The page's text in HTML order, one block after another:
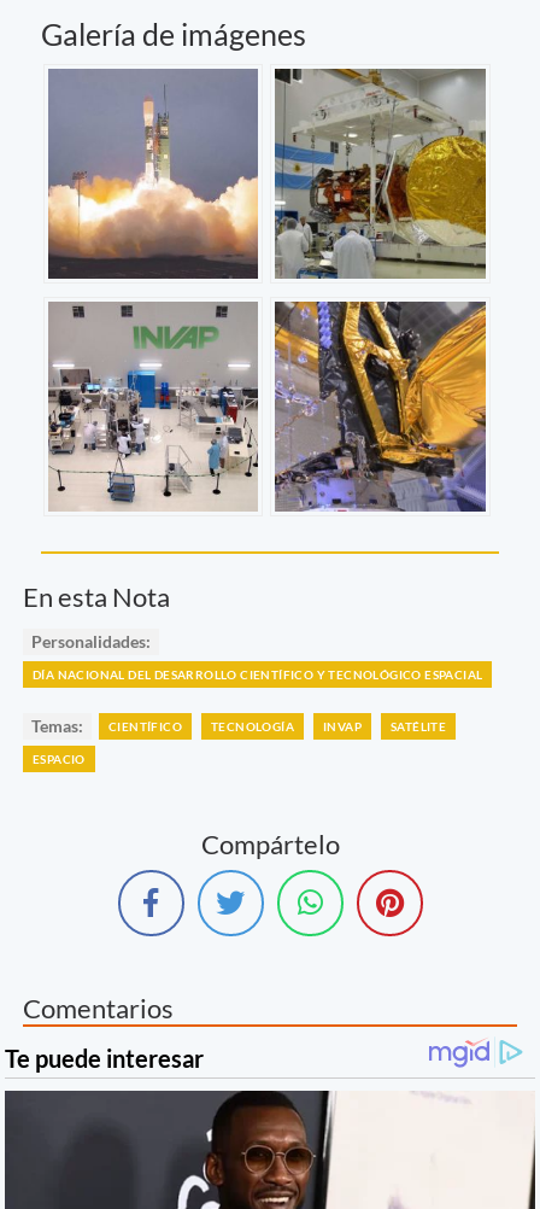
Galería de imágenes
En esta Nota
Personalidades:
DÍA NACIONAL DEL DESARROLLO CIENTÍFICO Y TECNOLÓGICO ESPACIAL
Temas: CIENTÍFICO TECNOLOGÍA INVAP SATÉLITE
ESPACIO
Compártelo
Comentarios